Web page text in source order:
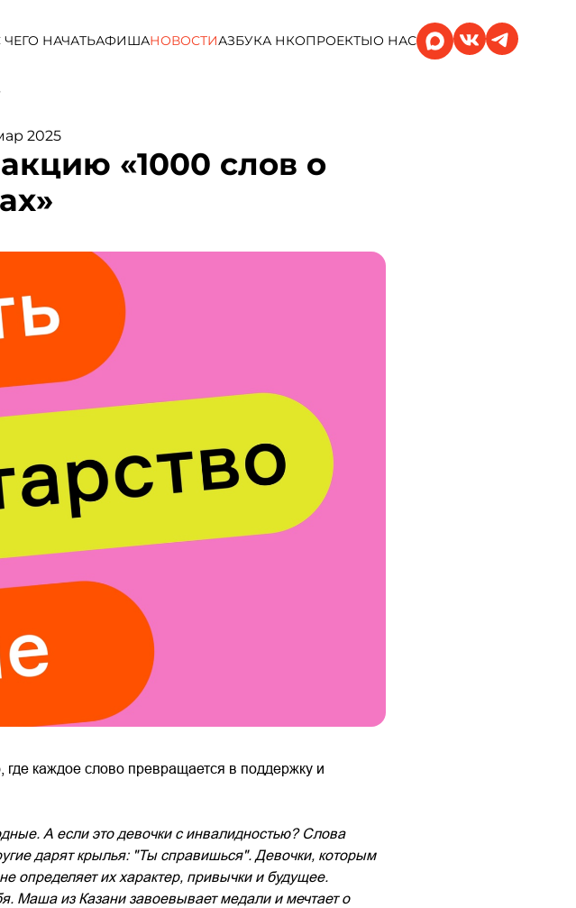
ЧЕГО НАЧАТЬАФИШАНОВОСТИАЗБУКА НКОПРОЕКТЫО НАС
2025
«1000 слов о
каждое слово превращается в поддержку и
А если это девочки с инвалидностью? Слова
дарят крылья: "Ты справишься". Девочки, которым
определяет их характер, привычки и будущее.
Маша из Казани завоевывает медали и мечтает о